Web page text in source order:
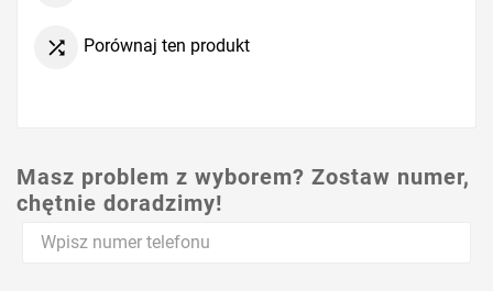
 Porównaj ten produkt
Masz problem z wyborem? Zostaw numer,
chętnie doradzimy!